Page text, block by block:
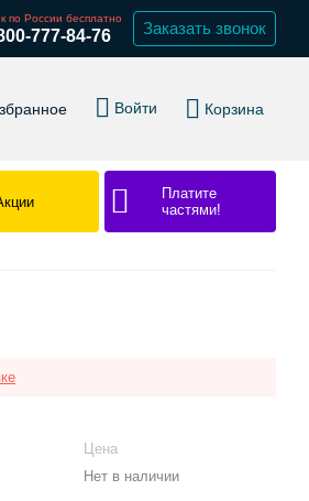
по России бесплатно
777-84-76 Заказать звонок
Войти Корзина
Платите
частями!
Цена
Нет в наличии